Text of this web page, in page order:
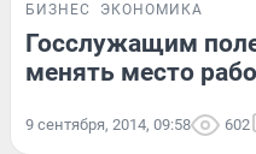
БИЗНЕС ЭКОНОМИКА
Госслужащим
менять место
9 сентября, 2014, 09:58 602